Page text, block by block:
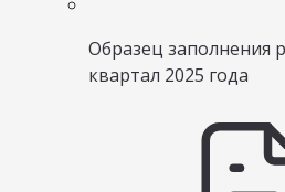
Образец заполнения
квартал 2025 года